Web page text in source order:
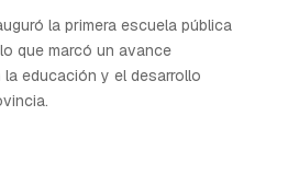
la primera escuela pública
que marcó un avance
educación y el desarrollo